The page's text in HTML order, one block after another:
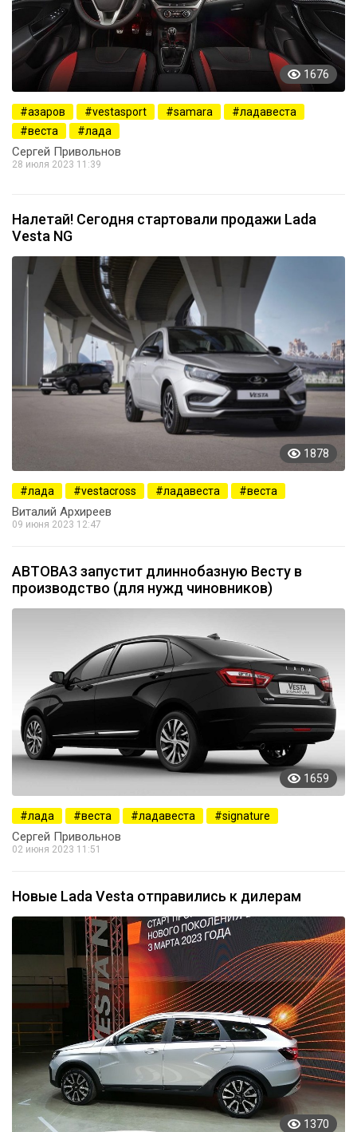
1676
азаров vestasport samara
ладавеста
веста
лада
Сергей Привольнов
28 июля 2023 11:39
Налетай! Сегодня стартовали продажи Lada
Vesta NG
1878
лада vestacross ладавеста веста
Виталий Архиреев
09 июня 2023 12:47
АВТОВАЗ запустит длиннобазную Весту в
производство (для нужд чиновников)
1659
лада веста ладавеста signature
Сергей Привольнов
02 июня 2023 11:51
Новые Lada Vesta отправились к дилерам
1370